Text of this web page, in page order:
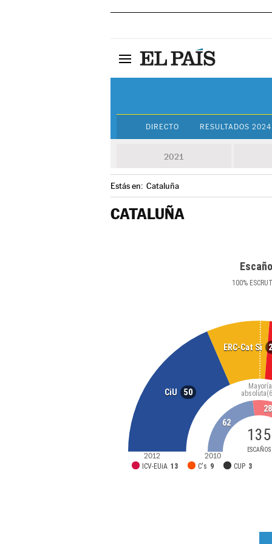
DIRECTO RESULTADOS 2024
2021
Estás en: Cataluña
CATALUÑA
100%
CiU 50
ERC-Cat Sí
135
ESCAÑOS
Mayoría
absoluta
ICV-EUiA 13 C's 9 CUP 3
62
28
2012 2010